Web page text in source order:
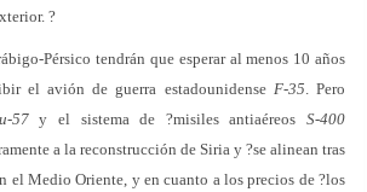
?
Pérsico tendrán que esperar al menos 10 años
el avión de guerra estadounidense F-35. Pero
57y el sistema de ?misiles antiaéreosS-400
a la reconstrucción de Siria y ?se alinean tras
el Medio Oriente, y en cuanto a los precios de ?los